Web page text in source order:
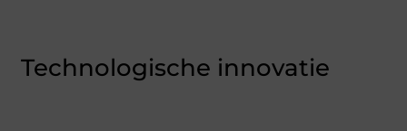
Technologische innovatie